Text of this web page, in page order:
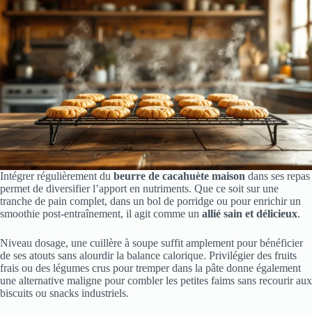
Intégrer régulièrement du beurre de cacahuète maison dans ses repas
permet de diversifier l’apport en nutriments. Que ce soit sur une
tranche de pain complet, dans un bol de porridge ou pour enrichir un
smoothie post-entraînement, il agit comme un allié sain et délicieux.
Niveau dosage, une cuillère à soupe suffit amplement pour bénéficier
de ses atouts sans alourdir la balance calorique. Privilégier des fruits
frais ou des légumes crus pour tremper dans la pâte donne également
une alternative maligne pour combler les petites faims sans recourir aux
biscuits ou snacks industriels.